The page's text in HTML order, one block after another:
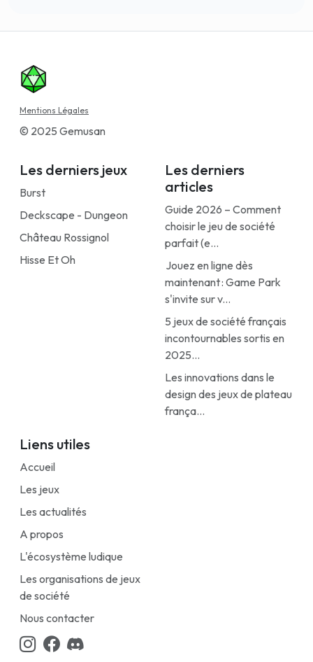
Mentions Légales
© 2025 Gemusan
Les derniers jeux
Burst
Deckscape - Dungeon
Château Rossignol
Hisse Et Oh
Les derniers
articles
Guide 2026 – Comment
choisir le jeu de société
parfait (e...
Jouez en ligne dès
maintenant : Game Park
s'invite sur v...
5 jeux de société français
incontournables sortis en
2025...
Les innovations dans le
design des jeux de plateau
frança...
Liens utiles
Accueil
Les jeux
Les actualités
A propos
L'écosystème ludique
Les organisations de jeux
de société
Nous contacter